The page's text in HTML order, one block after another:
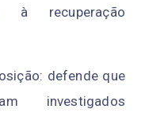
à recuperação
defende que
m investigados